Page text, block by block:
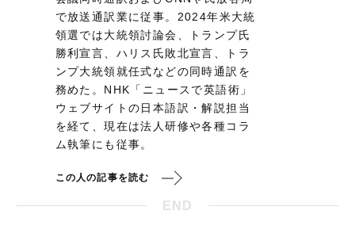
で放送通訳業に従事。2024年米大統
領選では大統領討論会、トランプ氏
勝利宣言、ハリス氏敗北宣言、トラ
ンプ大統領就任式などの同時通訳を
務めた。NHK「ニュースで英語術」
ウェブサイトの日本語訳・解説担当
を経て、現在は法人研修や各種コラ
ム執筆にも従事。
この人の記事を読む
END